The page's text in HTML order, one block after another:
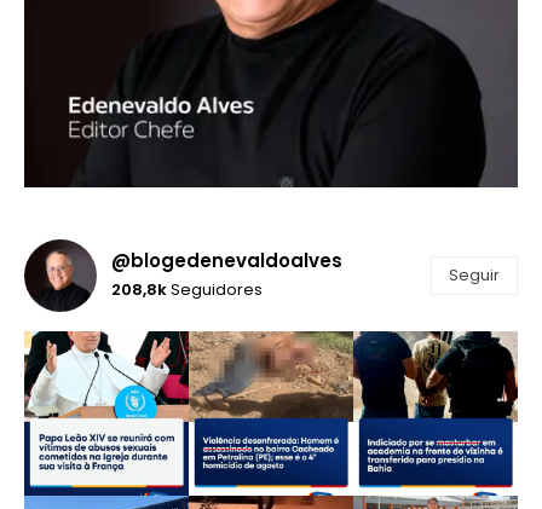
@blogedenevaldoalves
208,8kSeguidores
Seguir